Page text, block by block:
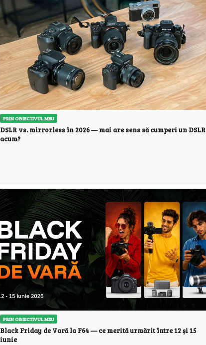
PRIN OBIECTIVUL MEU
DSLR vs. mirrorless în 2026 — mai are sens să cumperi un DSLR
acum?
PRIN OBIECTIVUL MEU
Black Friday de Vară la F64 — ce merită urmărit între 12 și 15
iunie